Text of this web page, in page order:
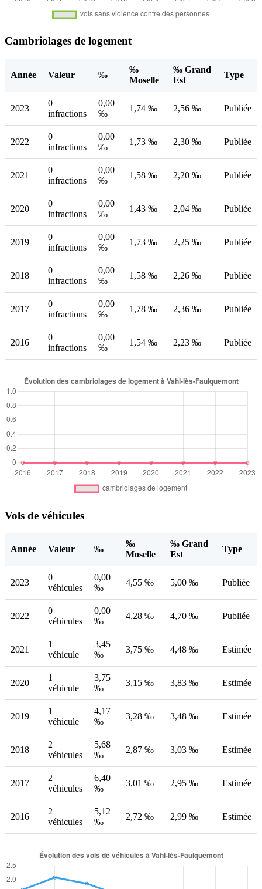
Cambriolages de logement
Année Valeur ‰
‰
Moselle
‰ Grand
Est
Type
2023
0
infractions
0,00
‰
1,74 ‰ 2,56 ‰ Publiée
2022
0
infractions
0,00
‰
1,73 ‰ 2,30 ‰ Publiée
2021
0
infractions
0,00
‰
1,58 ‰ 2,20 ‰ Publiée
2020
0
infractions
0,00
‰
1,43 ‰ 2,04 ‰ Publiée
2019
0
infractions
0,00
‰
1,73 ‰ 2,25 ‰ Publiée
2018
0
infractions
0,00
‰
1,58 ‰ 2,26 ‰ Publiée
2017
0
infractions
0,00
‰
1,78 ‰ 2,36 ‰ Publiée
2016
0
infractions
0,00
‰
1,54 ‰ 2,23 ‰ Publiée
Vols de véhicules
Année Valeur ‰
‰
Moselle
‰ Grand
Est
Type
2023
0
véhicules
0,00
‰
4,55 ‰ 5,00 ‰ Publiée
2022
0
véhicules
0,00
‰
4,28 ‰ 4,70 ‰ Publiée
2021
1
véhicule
3,45
‰
3,75 ‰ 4,48 ‰ Estimée
2020
1
véhicule
3,75
‰
3,15 ‰ 3,83 ‰ Estimée
2019
1
véhicule
4,17
‰
3,28 ‰ 3,48 ‰ Estimée
2018
2
véhicules
5,68
‰
2,87 ‰ 3,03 ‰ Estimée
2017
2
véhicules
6,40
‰
3,01 ‰ 2,95 ‰ Estimée
2016
2
véhicules
5,12
‰
2,72 ‰ 2,99 ‰ Estimée